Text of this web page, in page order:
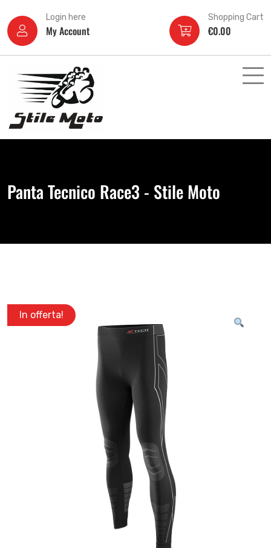
Login here
My Account
Shopping Cart
€0.00
Panta Tecnico Race3 - Stile Moto
In offerta!